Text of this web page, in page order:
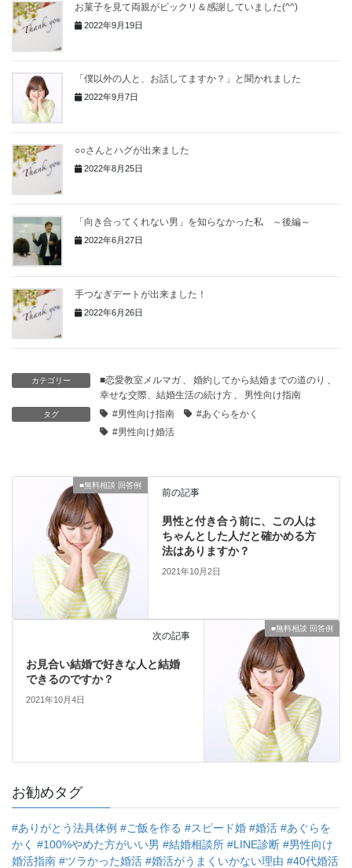
お菓子を見て両親がビックリ＆感謝していました(^^)
2022年9月19日
「僕以外の人と、お話してますか？」と聞かれました
2022年9月7日
○○さんとハグが出来ました
2022年8月25日
「向き合ってくれない男」を知らなかった私 ～後編～
2022年6月27日
手つなぎデートが出来ました！
2022年6月26日
カテゴリー ■恋愛教室メルマガ 婚約してから結婚までの道のり
幸せな交際、結婚生活の続け方
男性向け指南
タグ #男性向け指南
#あぐらをかく
#男性向け婚活
■無料相談 回答例
前の記事
男性と付き合う前に、この人は
ちゃんとした人だと確かめる方
法はありますか？
2021年10月2日
■無料相談 回答例
次の記事
お見合い結婚で好きな人と結婚
できるのですか？
2021年10月4日
お勧めタグ
#ありがとう法具体例 #ご飯を作る #スピード婚 #婚活 #あぐらを
かく #100%やめた方がいい男 #結婚相談所 #LINE診断 #男性向け
婚活指南 #ツラかった婚活 #婚活がうまくいかない理由 #40代婚活